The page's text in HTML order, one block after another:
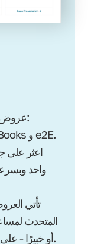
عروض
WealthWave و TheMoneyBooks و e2E.
اعثر على
واحد
تأتي
المتحدث
أو خبيرًا - على قولها بشكل صحيح في كل مرة.